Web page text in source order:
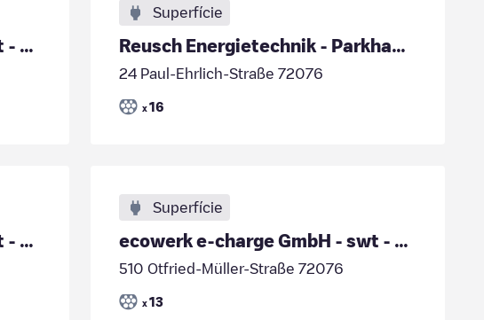
ecowerk e-charge GmbH - swt - Herrenbergerstraße 2
Superfície
Reusch Energietechnik - Parkhaus TTR Tübingen
24 Paul-Ehrlich-Straße 72076
x 16
ecowerk e-charge GmbH - swt - Universitätsklinikum
Superfície
ecowerk e-charge GmbH - swt - Universitätsklinikum
510 Otfried-Müller-Straße 72076
x 13